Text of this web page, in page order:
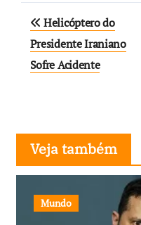
Navegação
de
Post
Helicóptero do
Presidente Iraniano
Sofre Acidente
Veja também
Mundo